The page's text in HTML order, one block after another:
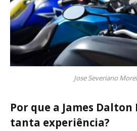
Jose Severiano
Por que a James
tanta experiência?